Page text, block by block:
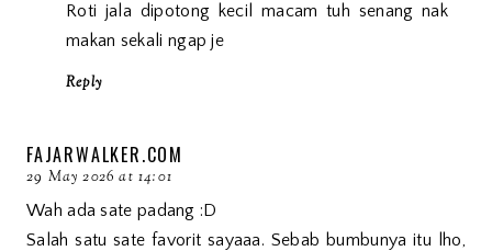
Roti jala dipotong kecil macam tuh senang nak
makan sekali ngap je
Reply
FAJARWALKER.COM
29 May 2026 at 14:01
Wah ada sate padang :D
Salah satu sate favorit sayaaa. Sebab bumbunya itu lho,